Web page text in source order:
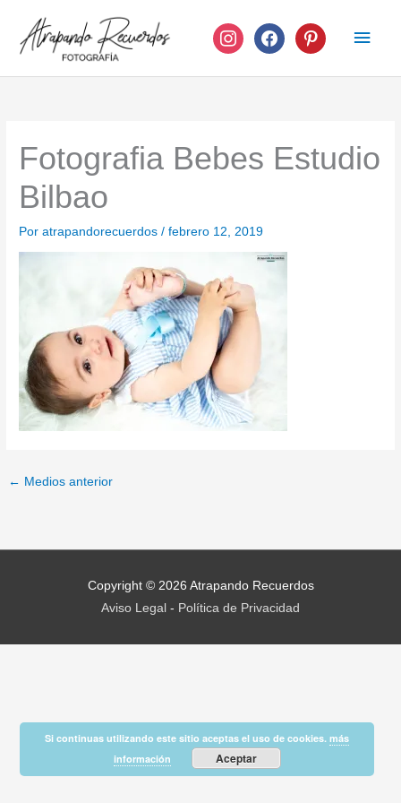
contenido
instagramfacebook pinterest
Fotografia Bebes Estudio
Bilbao
Poratrapandorecuerdos/febrero 12, 2019
← Medios anterior
Copyright © 2026 Atrapando Recuerdos
Aviso Legal - Política de Privacidad
Si continuas utilizando este sitio aceptas el uso de cookies.más
información
Aceptar